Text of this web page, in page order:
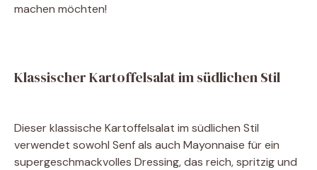
machen möchten!
Klassischer Kartoffelsalat im südlichen Stil
Dieser klassische Kartoffelsalat im südlichen Stil
verwendet sowohl Senf als auch Mayonnaise für ein
supergeschmackvolles Dressing, das reich, spritzig und